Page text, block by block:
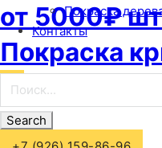
Покраска
Контакты
Поиск...
от 5000₽ шт
Покраска